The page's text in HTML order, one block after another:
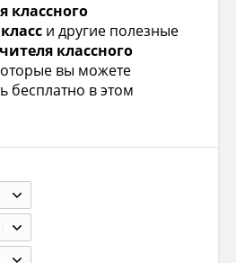
классного
и другие полезные
классного
вы можете
бесплатно в этом
Классному руководителю